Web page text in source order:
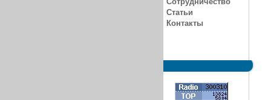
Статьи
Контакты